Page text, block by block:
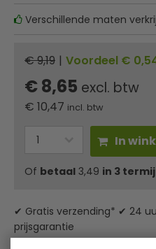
Verschillende maten
€ 9,19 | Voordeel €
€ 8,65 excl. btw
€ 10,47 incl. btw
In
Of betaal 3,49 in 3
✔ Gratis verzending* ✔ 24
prijsgarantie